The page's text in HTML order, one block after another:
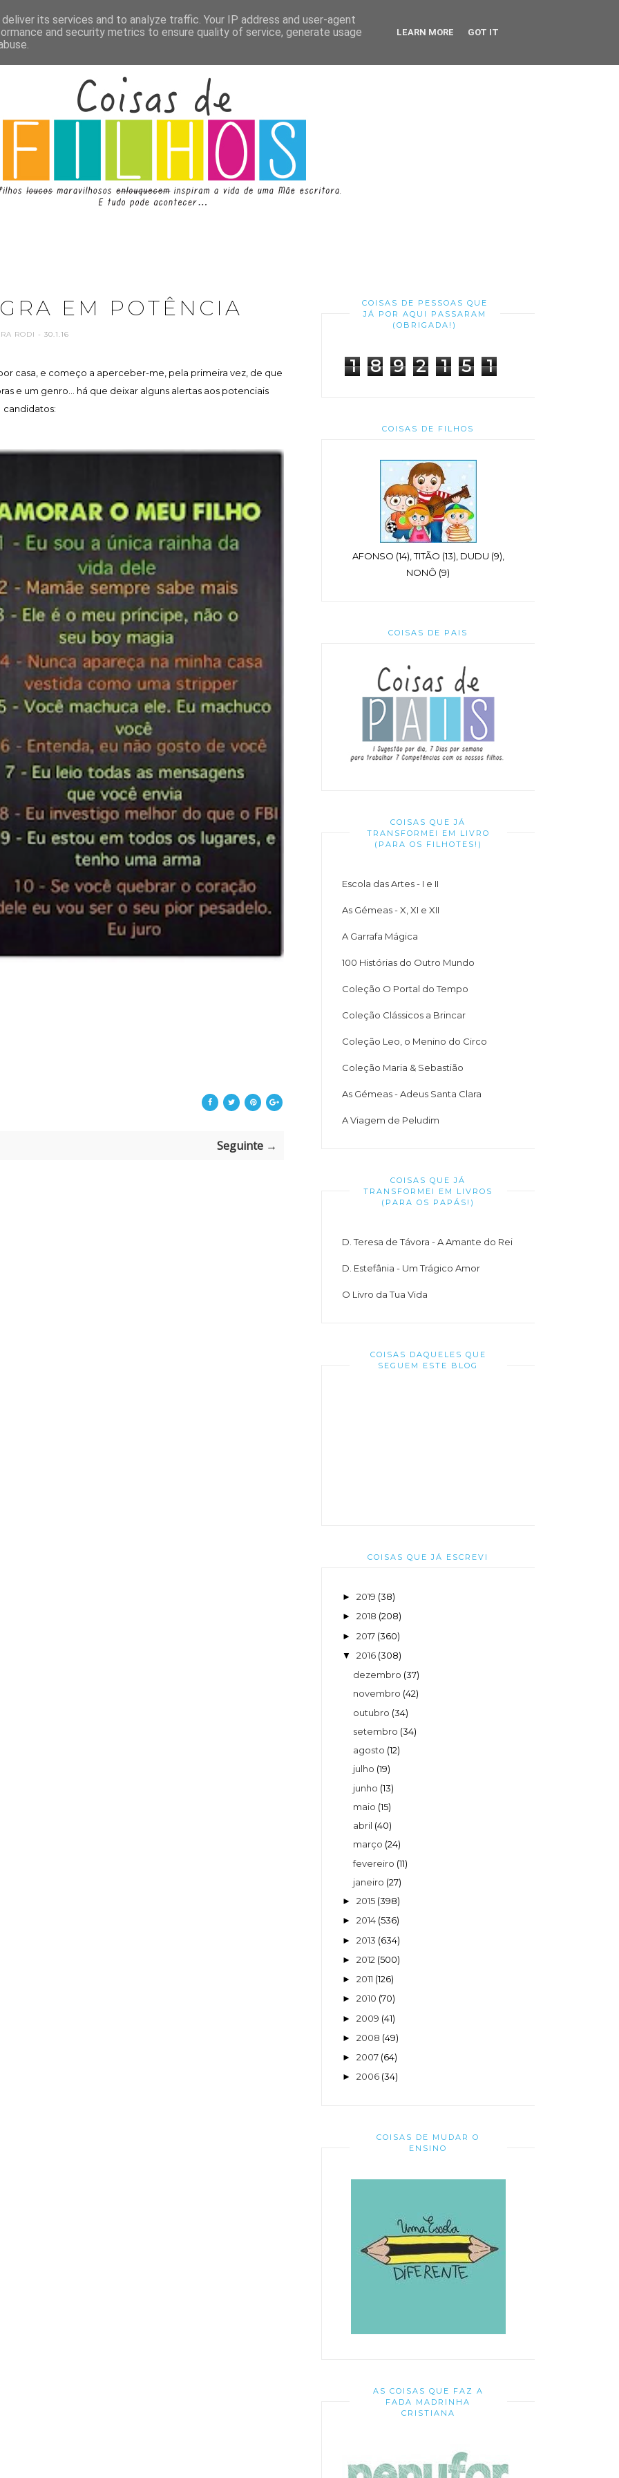
EM POTÊNCIA
RODI - 30.1.16
casa, e começo a aperceber-me, pela primeira vez, de que
e um genro... há que deixar alguns alertas aos potenciais
candidatos:
Seguinte →
COISAS DE PESSOAS QUE
JÁ POR AQUI PASSARAM
(OBRIGADA!)
1 8 9 2 1 5 1
COISAS DE FILHOS
AFONSO (14), TITÃO (13), DUDU (9),
NONÔ (9)
COISAS DE PAIS
COISAS QUE JÁ
TRANSFORMEI EM LIVRO
(PARA OS FILHOTES!)
Escola das Artes - I e II
As Gémeas - X, XI e XII
A Garrafa Mágica
100 Histórias do Outro Mundo
Coleção O Portal do Tempo
Coleção Clássicos a Brincar
Coleção Leo, o Menino do Circo
Coleção Maria & Sebastião
As Gémeas - Adeus Santa Clara
A Viagem de Peludim
COISAS QUE JÁ
TRANSFORMEI EM LIVROS
(PARA OS PAPÁS!)
D. Teresa de Távora - A Amante do Rei
D. Estefânia - Um Trágico Amor
O Livro da Tua Vida
COISAS DAQUELES QUE
SEGUEM ESTE BLOG
COISAS QUE JÁ ESCREVI
► 2019 (38)
► 2018 (208)
► 2017 (360)
▼ 2016 (308)
dezembro (37)
novembro (42)
outubro (34)
setembro (34)
agosto (12)
julho (19)
junho (13)
maio (15)
abril (40)
março (24)
fevereiro (11)
janeiro (27)
► 2015 (398)
► 2014 (536)
► 2013 (634)
► 2012 (500)
► 2011 (126)
► 2010 (70)
► 2009 (41)
► 2008 (49)
► 2007 (64)
► 2006 (34)
COISAS DE MUDAR O
ENSINO
AS COISAS QUE FAZ A
FADA MADRINHA
CRISTIANA
its services and to analyze traffic. Your IP address and user-agent
and security metrics to ensure quality of service, generate usage
LEARN MORE GOT IT